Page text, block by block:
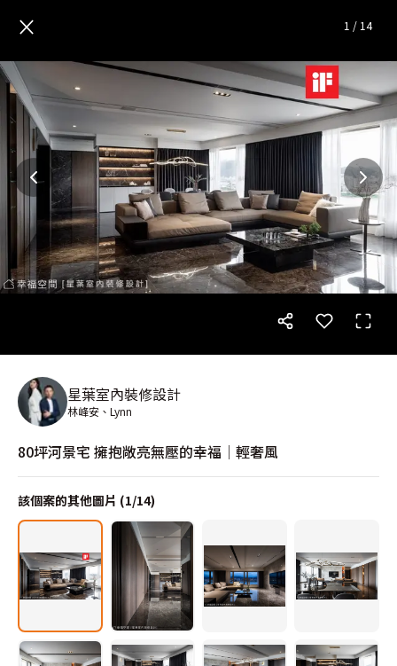
80坪河景宅 擁抱敞亮無壓的
× 1 / 14
星葉室內裝修設計
林峰安、Lynn
80坪河景宅 擁抱敞亮無壓的幸福│輕奢風
該個案的其他圖片 (1/14)